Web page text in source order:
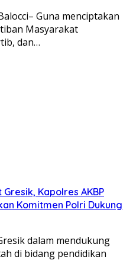
Guna menciptakan
Masyarakat
dan…
Kapolres AKBP
Komitmen Polri Dukung
dalam mendukung
di bidang pendidikan